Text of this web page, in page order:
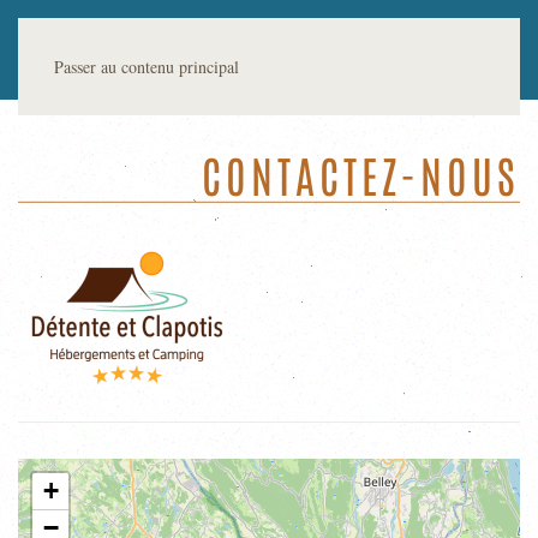
Passer au contenu principal
CONTACTEZ-NOUS
+
−